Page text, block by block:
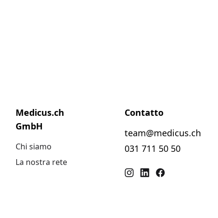
Medicus.ch
GmbH
Chi siamo
La nostra rete
Contatto
team@medicus.ch
031 711 50 50